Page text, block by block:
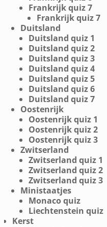
Frankrijk quiz 7
Frankrijk quiz 7
Duitsland
Duitsland quiz 1
Duitsland quiz 2
Duitsland quiz 3
Duitsland quiz 4
Duitsland quiz 5
Duitsland quiz 6
Duitsland quiz 7
Oostenrijk
Oostenrijk quiz 1
Oostenrijk quiz 2
Oostenrijk quiz 3
Zwitserland
Zwitserland quiz 1
Zwitserland quiz 2
Zwitserland quiz 3
Ministaatjes
Monaco quiz
Liechtenstein quiz
Kerst